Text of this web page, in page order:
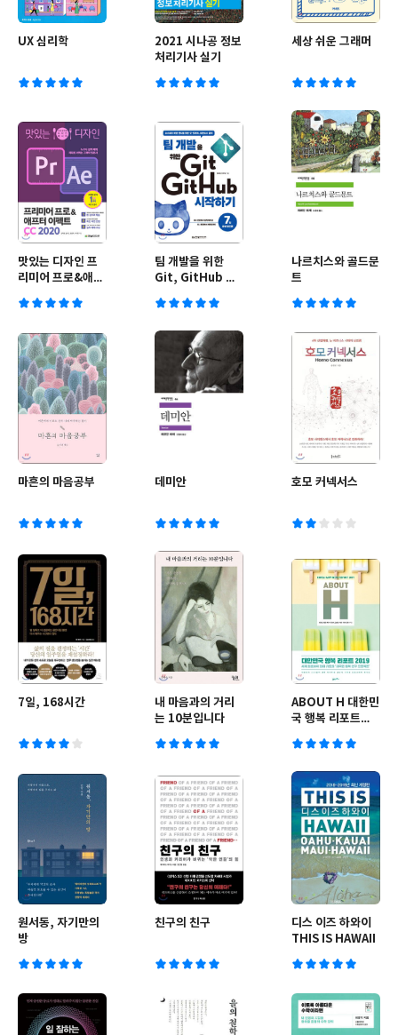
UX 심리학
2021 시나공 정보
처리기사 실기
세상 쉬운 그래머
맛있는 디자인 프
리미어 프로&애프
2020
팀 개발을 위한
Git, GitHub 시
나르치스와 골드문
트
마흔의 마음공부 데미안 호모 커넥서스
7일, 168시간
내 마음과의 거리
는 10분입니다
ABOUT H 대한민
국 행복 리포트
원서동, 자기만의
방
친구의 친구
디스 이즈 하와이
THIS IS HAWAII